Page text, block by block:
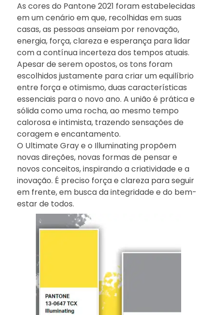
As cores do Pantone 2021 foram estabelecidas
em um cenário em que, recolhidas em suas
casas, as pessoas anseiam por renovação,
energia, força, clareza e esperança para lidar
com a contínua incerteza dos tempos atuais.
Apesar de serem opostos, os tons foram
escolhidos justamente para criar um equilíbrio
entre força e otimismo, duas características
essenciais para o novo ano. A união é prática e
sólida como uma rocha, ao mesmo tempo
calorosa e intimista, trazendo sensações de
coragem e encantamento.
O Ultimate Gray e o Illuminating propõem
novas direções, novas formas de pensar e
novos conceitos, inspirando a criatividade e a
inovação. É preciso força e clareza para seguir
em frente, em busca da integridade e do bem-
estar de todos.